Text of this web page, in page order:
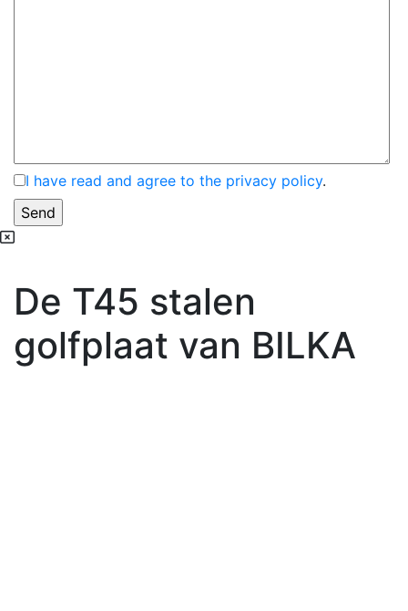
I have read and agree to the privacy policy.
De T45 stalen
golfplaat van BILKA